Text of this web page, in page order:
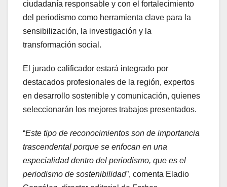
ciudadanía responsable y con el fortalecimiento
del periodismo como herramienta clave para la
sensibilización, la investigación y la
transformación social.
El jurado calificador estará integrado por
destacados profesionales de la región, expertos
en desarrollo sostenible y comunicación, quienes
seleccionarán los mejores trabajos presentados.
“Este tipo de reconocimientos son de importancia
trascendental porque se enfocan en una
especialidad dentro del periodismo, que es el
periodismo de sostenibilidad”, comenta Eladio